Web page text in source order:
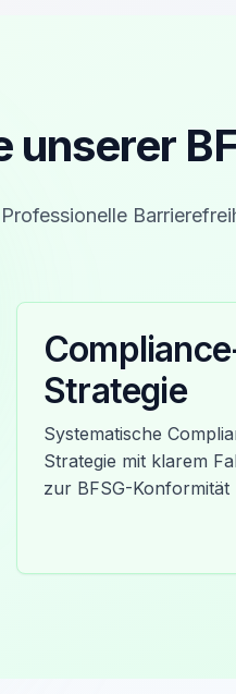
unserer
Professionelle
Strategie
Systematische
Strategie mit klarem
zur BFSG-Konformität